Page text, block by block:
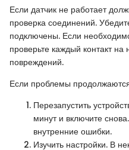
Если датчик не работает
проверка соединений.
подключены. Если
проверьте каждый контакт на
повреждений.
Если проблемы
Перезапустить
минут и включите
внутренние ошибки.
Изучить настройки. В